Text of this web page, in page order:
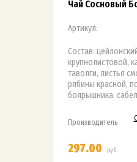
Чай Сосновый
Артикул:
Состав:
крупнолистовой,
таволги, листья
рябины красной,
боярышника,
Производитель
297.00 руб.